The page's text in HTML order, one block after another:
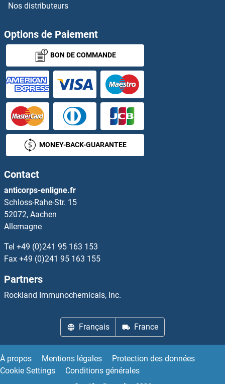
Chloramphenicol Acetyl Transferase Anticorps
Chloride Channel 5 Anticorps
CHM Anticorps
CHML Anticorps
CHMP1A Anticorps
CHMP1B Anticorps
CHMP2A Anticorps
CHMP3 Anticorps
CHMP4A Anticorps
CHMP4B Anticorps
CHMP4C Anticorps
CHMP5 Anticorps
CHMP7 Anticorps
CHN2 Anticorps
Nos distributeurs
Options de Paiement
BON DE COMMANDE
MONEY-BACK-GUARANTEE
Contact
anticorps-enligne.fr
Schloss-Rahe-Str. 15
52072, Aachen
Allemagne
Tel +49 (0)241 95 163 153
Fax +49 (0)241 95 163 155
Partners
Rockland Immunochemicals, Inc.
Français France
À propos Mentions légales
Protection des données
Cookie Settings
Conditions générales